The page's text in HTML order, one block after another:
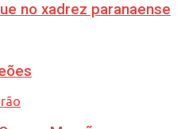
no xadrez paranaense